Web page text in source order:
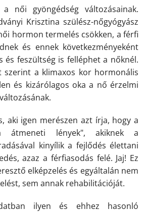
női gyöngédség változásainak.
Krisztina szülész-nőgyógyász
hormon termelés csökken, a férfi
és ennek következményeként
és feszültség is felléphet a nőknél.
szerint a klimaxos kor hormonális
és kizárólagos oka a nő érzelmi
aki igen merészen azt írja, hogy a
átmeneti lények", akiknek a
kinyílik a fejlődés élettani
azaz a férfiasodás felé. Jaj! Ez
elképzelés és egyáltalán nem
sem annak rehabilitációját.
ilyen és ehhez hasonló